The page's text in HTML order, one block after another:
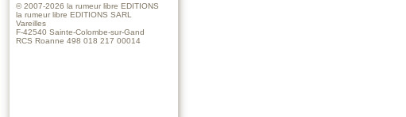
© 2007-2026 la rumeur libre EDITIONS
la rumeur libre EDITIONS SARL
Vareilles
F-42540 Sainte-Colombe-sur-Gand
RCS Roanne 498 018 217 00014